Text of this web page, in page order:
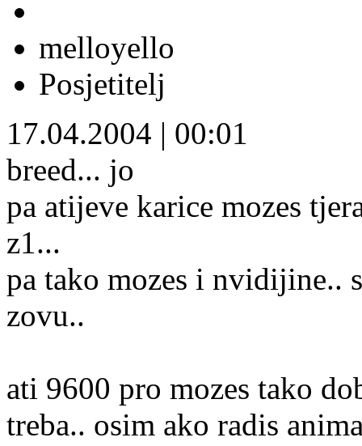
melloyello
Posjetitelj
17.04.2004 | 00:01
breed... jo
pa atijeve karice mozes
z1...
pa tako mozes i nvidijine..
zovu..
ati 9600 pro mozes tako
treba.. osim ako radis